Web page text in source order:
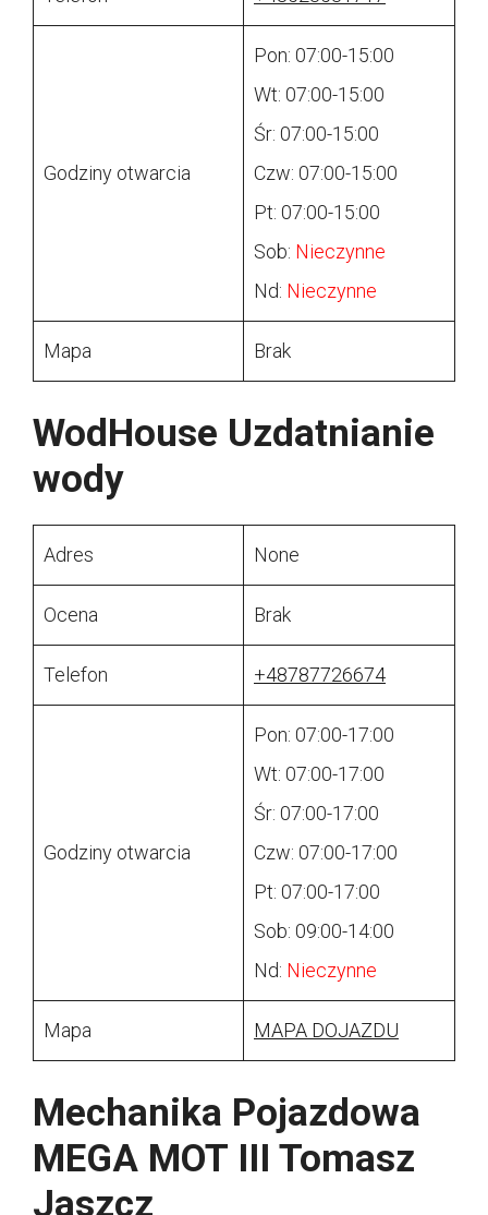
Godziny otwarcia
Pon: 07:00-15:00
Wt: 07:00-15:00
Śr: 07:00-15:00
Czw: 07:00-15:00
Pt: 07:00-15:00
Sob: Nieczynne
Nd: Nieczynne
Mapa Brak
WodHouse Uzdatnianie
wody
Adres None
Ocena Brak
Telefon +48787726674
Godziny otwarcia
Pon: 07:00-17:00
Wt: 07:00-17:00
Śr: 07:00-17:00
Czw: 07:00-17:00
Pt: 07:00-17:00
Sob: 09:00-14:00
Nd: Nieczynne
Mapa MAPA DOJAZDU
Mechanika Pojazdowa
MEGA MOT III Tomasz
Jaszcz